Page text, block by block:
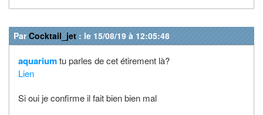
ParCocktail_jet : le 15/08/19 à 12:05:48
aquariumtu parles de cet étirement là?
Lien
Si oui je confirme il fait bien bien mal